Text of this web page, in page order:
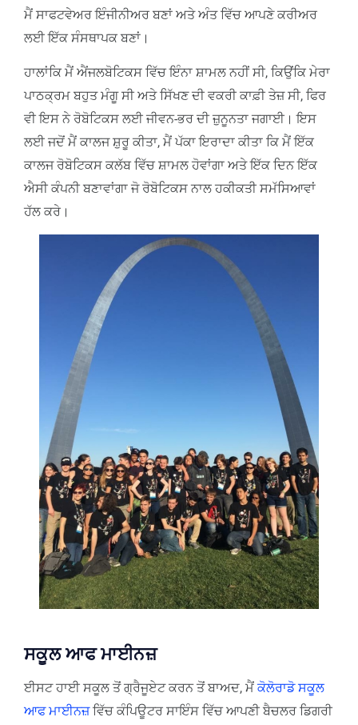
ਮੈਂ ਸਾਫਟਵੇਅਰ ਇੰਜੀਨੀਅਰ ਬਣਾਂ ਅਤੇ ਅੰਤ ਵਿੱਚ ਆਪਣੇ ਕਰੀਅਰ
ਲਈ ਇੱਕ ਸੰਸਥਾਪਕ ਬਣਾਂ।
ਹਾਲਾਂਕਿ ਮੈਂ ਐਂਜਲਬੋਟਿਕਸ ਵਿੱਚ ਇੰਨਾ ਸ਼ਾਮਲ ਨਹੀਂ ਸੀ, ਕਿਉਂਕਿ ਮੇਰਾ
ਪਾਠਕ੍ਰਮ ਬਹੁਤ ਮੰਗੂ ਸੀ ਅਤੇ ਸਿੱਖਣ ਦੀ ਵਕਰੀ ਕਾਫ਼ੀ ਤੇਜ਼ ਸੀ, ਫਿਰ
ਵੀ ਇਸ ਨੇ ਰੋਬੋਟਿਕਸ ਲਈ ਜੀਵਨ-ਭਰ ਦੀ ਜ਼ੁਨੂਨਤਾ ਜਗਾਈ। ਇਸ
ਲਈ ਜਦੋਂ ਮੈਂ ਕਾਲਜ ਸ਼ੁਰੂ ਕੀਤਾ, ਮੈਂ ਪੱਕਾ ਇਰਾਦਾ ਕੀਤਾ ਕਿ ਮੈਂ ਇੱਕ
ਕਾਲਜ ਰੋਬੋਟਿਕਸ ਕਲੱਬ ਵਿੱਚ ਸ਼ਾਮਲ ਹੋਵਾਂਗਾ ਅਤੇ ਇੱਕ ਦਿਨ ਇੱਕ
ਐਸੀ ਕੰਪਨੀ ਬਣਾਵਾਂਗਾ ਜੋ ਰੋਬੋਟਿਕਸ ਨਾਲ ਹਕੀਕਤੀ ਸਮੱਸਿਆਵਾਂ
ਹੱਲ ਕਰੇ।
ਸਕੂਲ ਆਫ ਮਾਈਨਜ਼
ਈਸਟ ਹਾਈ ਸਕੂਲ ਤੋਂ ਗ੍ਰੈਜੂਏਟ ਕਰਨ ਤੋਂ ਬਾਅਦ, ਮੈਂਕੋਲੋਰਾਡੋ ਸਕੂਲ
ਆਫ ਮਾਈਨਜ਼ਵਿੱਚ ਕੰਪਿਊਟਰ ਸਾਇੰਸ ਵਿੱਚ ਆਪਣੀ ਬੈਚਲਰ ਡਿਗਰੀ